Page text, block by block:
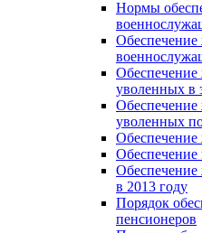
Нормы
уволенных в
уволенных
в 2013 году
Порядок
пенсионеров